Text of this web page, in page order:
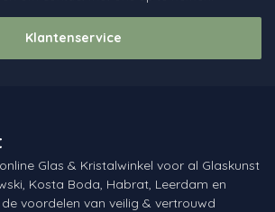
Klantenservice
Glas & Kristalwinkel voor al Glaskunst
Kosta Boda, Habrat, Leerdam en
voordelen van veilig & vertrouwd